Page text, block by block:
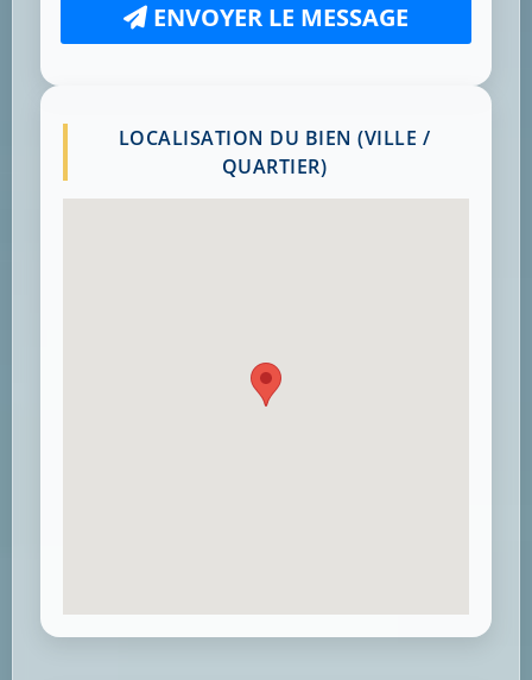
ENVOYER LE MESSAGE
LOCALISATION DU BIEN (VILLE /
QUARTIER)